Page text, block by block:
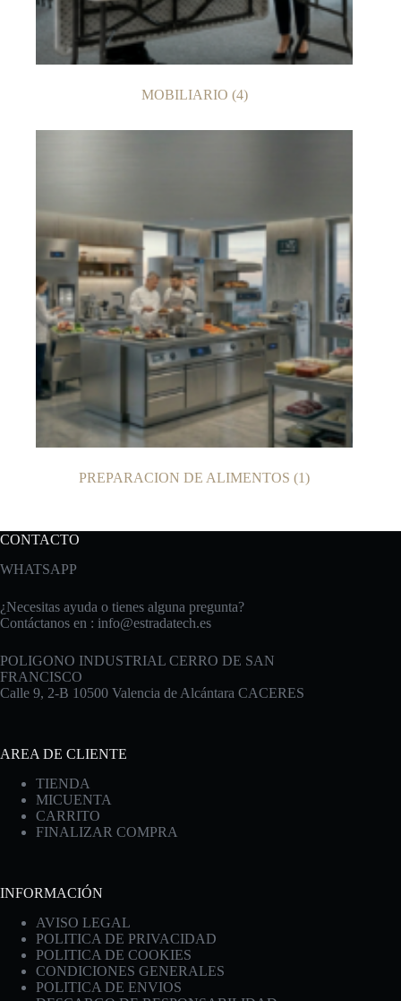
MOBILIARIO (4)
PREPARACION DE ALIMENTOS(1)
CONTACTO
WHATSAPP
¿Necesitas ayuda o tienes alguna pregunta?
Contáctanos en : info@estradatech.es
POLIGONO INDUSTRIAL CERRO DE SAN
FRANCISCO
Calle 9, 2-B 10500 Valencia de Alcántara CACERES
AREA DE CLIENTE
TIENDA
MICUENTA
CARRITO
FINALIZAR COMPRA
INFORMACIÓN
AVISO LEGAL
POLITICA DE PRIVACIDAD
POLITICA DE COOKIES
CONDICIONES GENERALES
POLITICA DE ENVIOS